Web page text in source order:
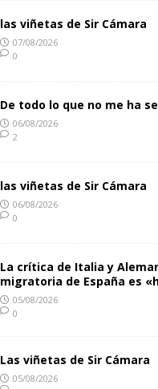
las viñetas de Sir Cámara
07/08/2026
0
De todo lo que no me ha
06/08/2026
2
las viñetas de Sir Cámara
06/08/2026
0
La crítica de Italia y
migratoria de España es
05/08/2026
0
Las viñetas de Sir Cámara
05/08/2026